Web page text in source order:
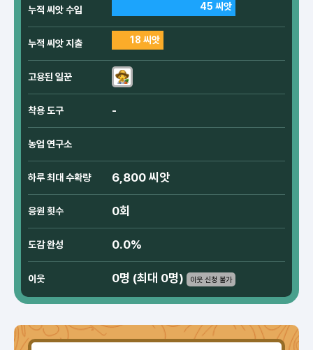
누적 씨앗 수입 45 씨앗
누적 씨앗 지출 18 씨앗
고용된 일꾼
착용 도구 -
농업 연구소
하루 최대 수확량 6,800 씨앗
응원 횟수 0회
도감 완성 0.0%
이웃 0명 (최대 0명) 이웃 신청 불가